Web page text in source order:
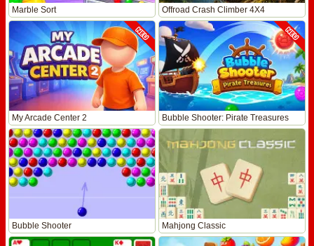
Marble Sort Offroad Crash Climber 4X4
My Arcade Center 2 Bubble Shooter: Pirate Treasures
Bubble Shooter Mahjong Classic